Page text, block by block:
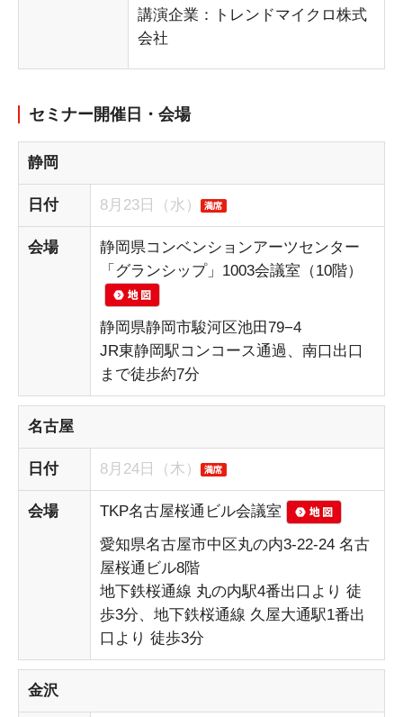
講演企業：トレンドマイクロ株式
会社
セミナー開催日・会場
静岡
日付 8月23日（水）
会場
静岡県コンベンションアーツセンター
「グランシップ」1003会議室（10階）
静岡県静岡市駿河区池田79−4
JR東静岡駅コンコース通過、南口出口
まで徒歩約7分
名古屋
日付 8月24日（木）
会場
TKP名古屋桜通ビル会議室
愛知県名古屋市中区丸の内3-22-24 名古
屋桜通ビル8階
地下鉄桜通線 丸の内駅4番出口より 徒
歩3分、地下鉄桜通線 久屋大通駅1番出
口より 徒歩3分
金沢